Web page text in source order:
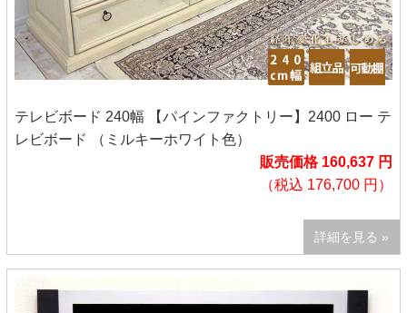
テレビボード 240幅 【パインファクトリー】2400 ロー テ
レビボード （ミルキーホワイト色）
販売価格 160,637 円
（税込 176,700 円）
詳細を見る »